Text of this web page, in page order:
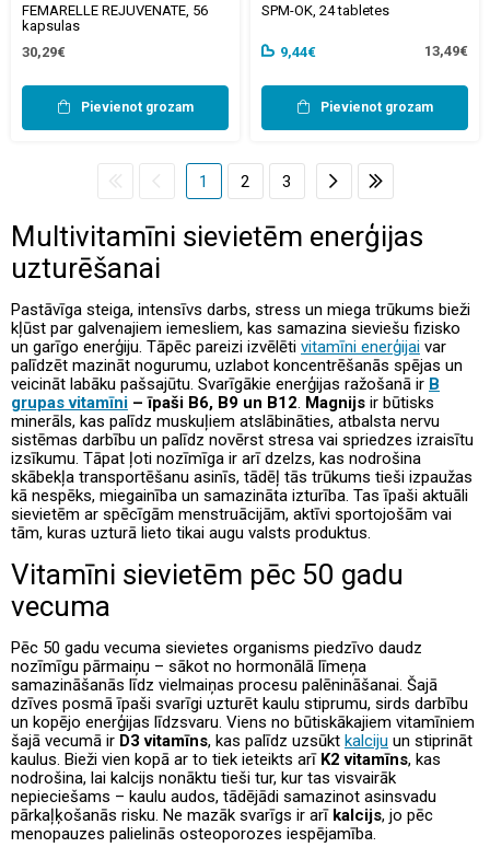
FEMARELLE REJUVENATE, 56
kapsulas
30,29€
Pievienot grozam
SPM-OK, 24 tabletes
9,44€ 13,49€
Pievienot grozam
1 2 3
Multivitamīni sievietēm enerģijas
uzturēšanai
Pastāvīga steiga, intensīvs darbs, stress un miega trūkums bieži
kļūst par galvenajiem iemesliem, kas samazina sieviešu fizisko
un garīgo enerģiju. Tāpēc pareizi izvēlēti vitamīni enerģijai var
palīdzēt mazināt nogurumu, uzlabot koncentrēšanās spējas un
veicināt labāku pašsajūtu. Svarīgākie enerģijas ražošanā ir B
grupas vitamīni – īpaši B6, B9 un B12 Magnijs ir būtisks
minerāls, kas palīdz muskuļiem atslābināties, atbalsta nervu
sistēmas darbību un palīdz novērst stresa vai spriedzes izraisītu
izsīkumu. Tāpat ļoti nozīmīga ir arī dzelzs, kas nodrošina
skābekļa transportēšanu asinīs, tādēļ tās trūkums tieši izpaužas
kā nespēks, miegainība un samazināta izturība. Tas īpaši aktuāli
sievietēm ar spēcīgām menstruācijām, aktīvi sportojošām vai
tām, kuras uzturā lieto tikai augu valsts produktus.
Vitamīni sievietēm pēc 50 gadu
vecuma
Pēc 50 gadu vecuma sievietes organisms piedzīvo daudz
nozīmīgu pārmaiņu – sākot no hormonālā līmeņa
samazināšanās līdz vielmaiņas procesu palēnināšanai. Šajā
dzīves posmā īpaši svarīgi uzturēt kaulu stiprumu, sirds darbību
un kopējo enerģijas līdzsvaru. Viens no būtiskākajiem vitamīniem
šajā vecumā ir D3 vitamīns, kas palīdz uzsūkt kalciju un stiprināt
kaulus. Bieži vien kopā ar to tiek ieteikts arī K2 vitamīns, kas
nodrošina, lai kalcijs nonāktu tieši tur, kur tas visvairāk
nepieciešams – kaulu audos, tādējādi samazinot asinsvadu
pārkaļķošanās risku. Ne mazāk svarīgs ir arī kalcijs, jo pēc
menopauzes palielinās osteoporozes iespējamība.